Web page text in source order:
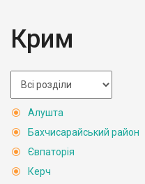
Крим
Алушта
Бахчисарайський район
Євпаторія
Керч